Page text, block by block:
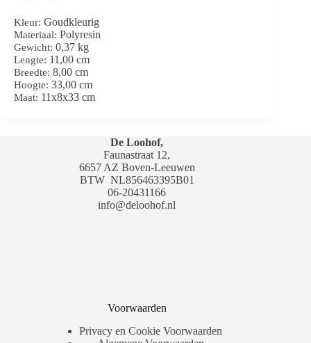
Kleur: Goudkleurig
Materiaal: Polyresin
Gewicht: 0,37 kg
Lengte: 11,00 cm
Breedte: 8,00 cm
Hoogte: 33,00 cm
Maat: 11x8x33 cm
De Loohof,
Faunastraat 12,
6657 AZ Boven-Leeuwen
BTW NL856463395B01
06-20431166
info@deloohof.nl
Voorwaarden
Privacy en Cookie Voorwaarden